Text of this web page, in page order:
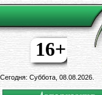
16+
Сегодня: Суббота, 08.08.2026.